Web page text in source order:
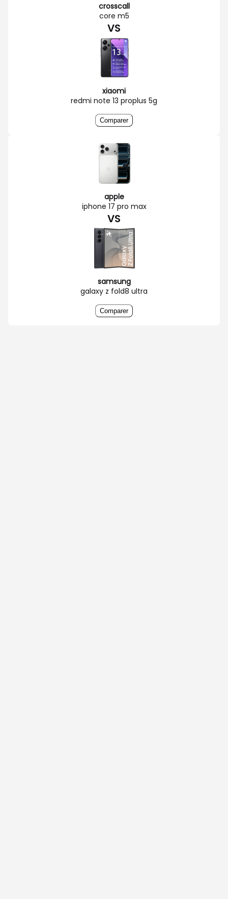
crosscall
core m5
VS
xiaomi
redmi note 13 proplus 5g
Comparer
apple
iphone 17 pro max
VS
samsung
galaxy z fold8 ultra
Comparer